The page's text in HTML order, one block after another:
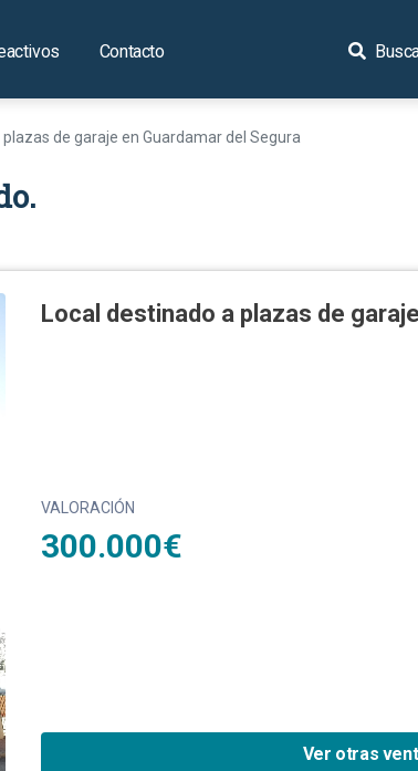
Contacto
plazas de garaje en Guardamar del Segura
Local destinado a plazas de
VALORACIÓN
300.000€
Ver otras